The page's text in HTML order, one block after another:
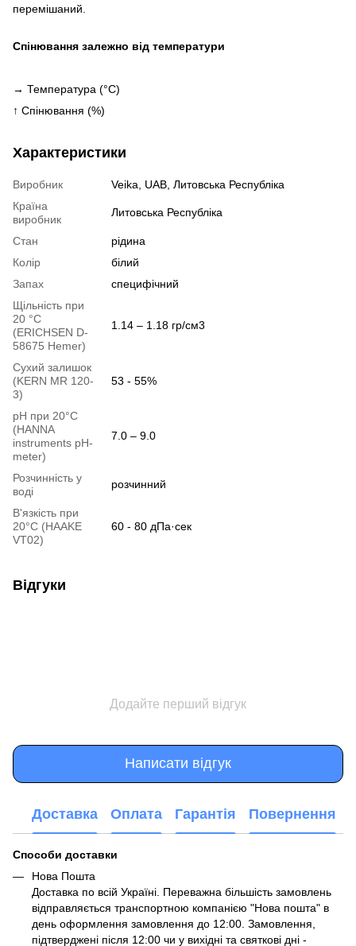
перемішаний.
Спінювання залежно від температури
→ Температура (°C)
↑ Спінювання (%)
Характеристики
Виробник
Veika, UAB, Литовська Республіка
Країна
виробник
Литовська Республіка
Стан
рідина
Колір
білий
Запах
специфічний
Щільність при
20 °С
(ERICHSEN D-
58675 Hemer)
1.14 – 1.18 гр/см3
Сухий залишок
(KERN MR 120-
3)
53 - 55%
pH при 20°С
(HANNA
instruments pH-
meter)
7.0 – 9.0
Розчинність у
воді
розчинний
В'язкість при
20°С (HAAKE
VT02)
60 - 80 дПа·сек
Відгуки
Додайте перший відгук
Написати відгук
Доставка Оплата Гарантія Повернення
Способи доставки
Нова Пошта
Доставка по всій Україні. Переважна більшість замовлень
відправляється транспортною компанією "Нова пошта" в
день оформлення замовлення до 12:00. Замовлення,
підтверджені після 12:00 чи у вихідні та святкові дні -